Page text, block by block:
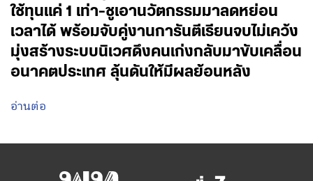
ใช้ทุนแค่ 1 เท่า-ชูเอานวัตกรรมมาลดหย่อน
เวลาได้ พร้อมจับคู่งานการันตีเรียนจบไม่เคว้ง
มุ่งสร้างระบบนิเวศดึงคนเก่งกลับมาขับเคลื่อน
อนาคตประเทศ ลุ้นดันให้มีผลย้อนหลัง
อ่านต่อ